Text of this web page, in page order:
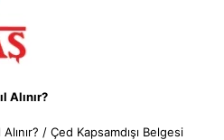
Alınır?
/ Çed Kapsamdışı Belgesi